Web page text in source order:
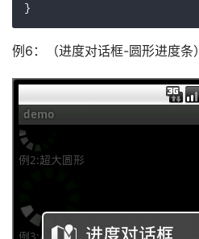
}
例6：（进度对话框-圆形进度条）